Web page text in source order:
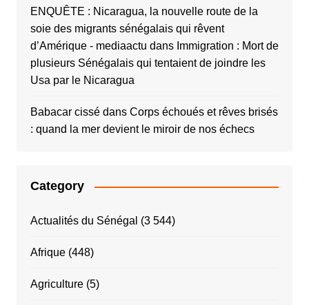
ENQUÊTE : Nicaragua, la nouvelle route de la
soie des migrants sénégalais qui rêvent
d’Amérique - mediaactu dans Immigration : Mort de
plusieurs Sénégalais qui tentaient de joindre les
Usa par le Nicaragua
Babacar cissédans Corps échoués et rêves brisés
: quand la mer devient le miroir de nos échecs
Category
Actualités du Sénégal (3 544)
Afrique(448)
Agriculture(5)